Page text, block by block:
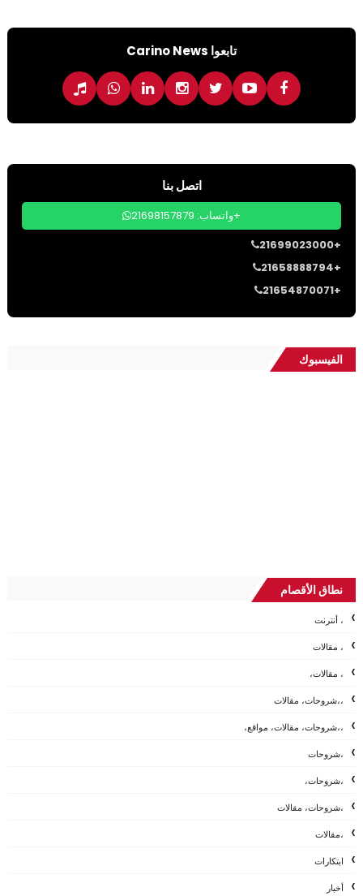
تابعوا Carino News
اتصل بنا
واتساب: 21698157879+
21699023000+
21658888794+
21654870071+
الفيسبوك
نطاق الأقصام
، أنترنت
، مقالات
، مقالات،
،،شروحات، مقالات
،،شروحات، مقالات، مواقع،
،شروحات
،شروحات،
،شروحات، مقالات
،مقالات
ابتكارات
أخبار